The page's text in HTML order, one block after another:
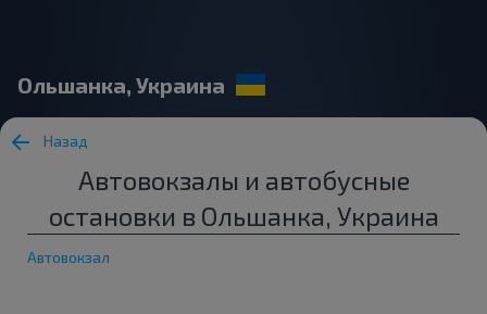
Ольшанка, Украина
Назад
Автовокзалы и автобусные
остановки в Ольшанка, Украина
Автовокзал